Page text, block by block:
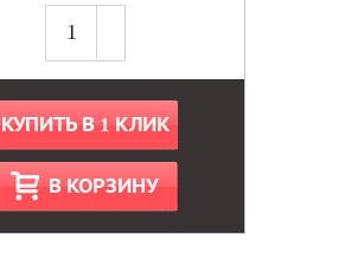
КУПИТЬ В 1 КЛИК
В КОРЗИНУ